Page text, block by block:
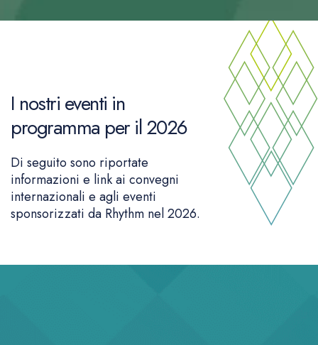
I nostri eventi in
programma per il 2026
Di seguito sono riportate
informazioni e link ai convegni
internazionali e agli eventi
sponsorizzati da Rhythm nel 2026.